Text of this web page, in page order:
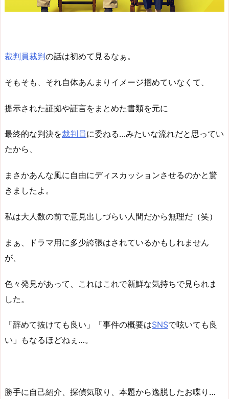
裁判員裁判の話は初めて見るなぁ。
そもそも、それ自体あんまりイメージ掴めていなくて、
提示された証拠や証言をまとめた書類を元に
最終的な判決を裁判員に委ねる…みたいな流れだと思ってい
たから、
まさかあんな風に自由にディスカッションさせるのかと驚
きましたよ。
私は大人数の前で意見出しづらい人間だから無理だ（笑）
まぁ、ドラマ用に多少誇張はされているかもしれません
が、
色々発見があって、これはこれで新鮮な気持ちで見られま
した。
「辞めて抜けても良い」「事件の概要はSNSで呟いても良
い」もなるほどねぇ…。
勝手に自己紹介、探偵気取り、本題から逸脱したお喋り…